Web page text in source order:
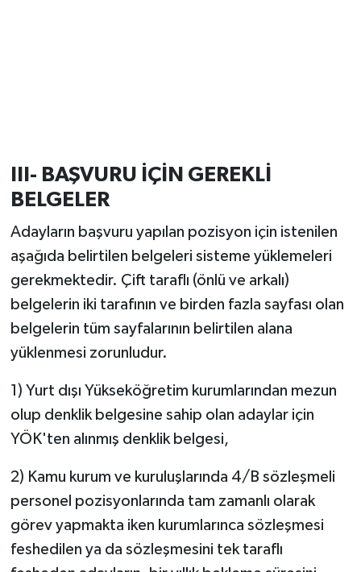
III- BAŞVURU İÇİN GEREKLİ
BELGELER
Adayların başvuru yapılan pozisyon için istenilen
aşağıda belirtilen belgeleri sisteme yüklemeleri
gerekmektedir. Çift taraflı (önlü ve arkalı)
belgelerin iki tarafının ve birden fazla sayfası olan
belgelerin tüm sayfalarının belirtilen alana
yüklenmesi zorunludur.
1) Yurt dışı Yükseköğretim kurumlarından mezun
olup denklik belgesine sahip olan adaylar için
YÖK'ten alınmış denklik belgesi,
2) Kamu kurum ve kuruluşlarında 4/B sözleşmeli
personel pozisyonlarında tam zamanlı olarak
görev yapmakta iken kurumlarınca sözleşmesi
feshedilen ya da sözleşmesini tek taraflı